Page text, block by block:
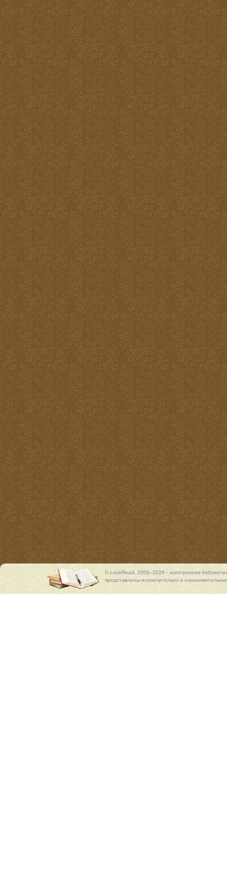
© LoveRead, 2009–2026 - электронная
представлены исключительно в